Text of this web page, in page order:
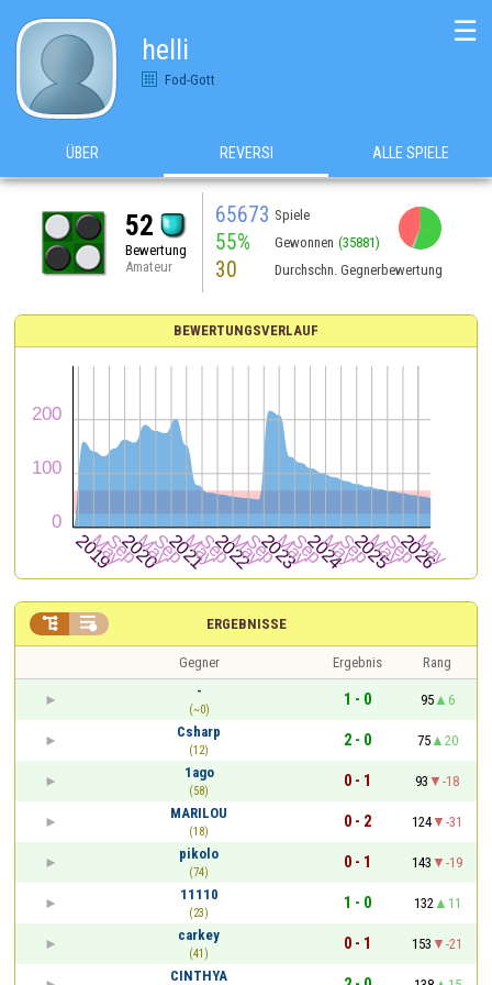
helli
Fod-Gott
☰
ÜBER REVERSI ALLE SPIELE
52
Bewertung
Amateur
65673 Spiele
55% Gewonnen (35881)
30 Durchschn. Gegnerbewertung
BEWERTUNGSVERLAUF
ERGEBNISSE
 
Gegner Ergebnis
Rang
-
(~0)
1 - 0 95
6
Csharp
(12)
2 - 0 75
20
1ago
(58)
0 - 1 93
-18
MARILOU
(18)
0 - 2 124
-31
pikolo
(74)
0 - 1 143
-19
11110
(23)
1 - 0 132
11
carkey
(41)
0 - 1 153
-21
CINTHYA